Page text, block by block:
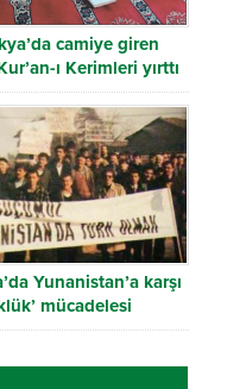
camiye giren
ı Kerimleri yırttı
Yunanistan’a karşı
mücadelesi